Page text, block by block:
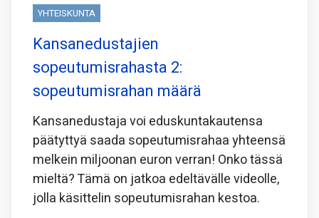
YHTEISKUNTA
Kansanedustajien
sopeutumisrahasta 2:
sopeutumisrahan määrä
Kansanedustaja voi eduskuntakautensa
päätyttyä saada sopeutumisrahaa yhteensä
melkein miljoonan euron verran! Onko tässä
mieltä? Tämä on jatkoa edeltävälle videolle,
jolla käsittelin sopeutumisrahan kestoa.